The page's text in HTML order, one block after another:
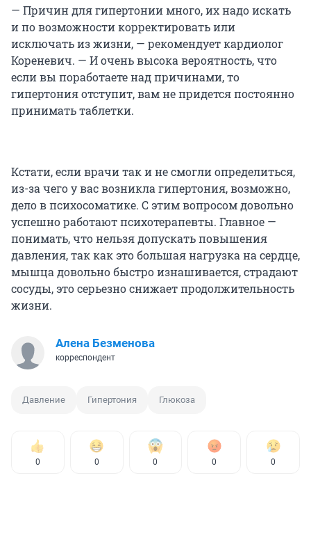
— Причин для гипертонии много, их надо искать
и по возможности корректировать или
исключать из жизни, — рекомендует кардиолог
Кореневич. — И очень высока вероятность, что
если вы поработаете над причинами, то
гипертония отступит, вам не придется постоянно
принимать таблетки.
Кстати, если врачи так и не смогли определиться,
из-за чего у вас возникла гипертония, возможно,
дело в психосоматике. С этим вопросом довольно
успешно работают психотерапевты. Главное —
понимать, что нельзя допускать повышения
давления, так как это большая нагрузка на сердце,
мышца довольно быстро изнашивается, страдают
сосуды, это серьезно снижает продолжительность
жизни.
Алена Безменова
корреспондент
Давление Гипертония Глюкоза
0 0 0 0 0